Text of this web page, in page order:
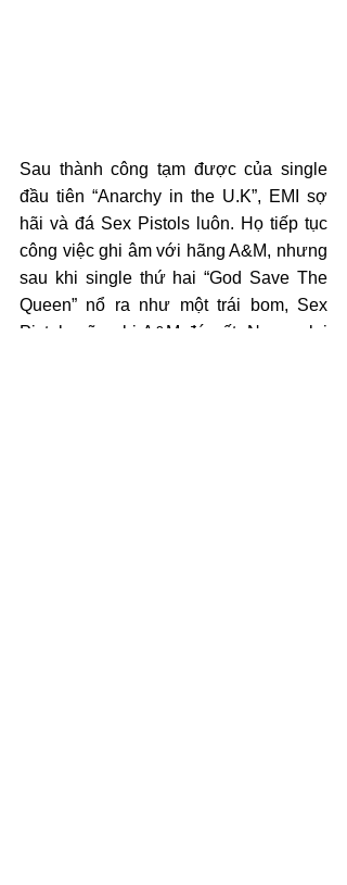
Sau thành công tạm được của single
đầu tiên “Anarchy in the U.K”, EMI sợ
hãi và đá Sex Pistols luôn. Họ tiếp tục
công việc ghi âm với hãng A&M, nhưng
sau khi single thứ hai “God Save The
Queen” nổ ra như một trái bom, Sex
Pistols cũng bị A&M đá nốt. Ngược lại